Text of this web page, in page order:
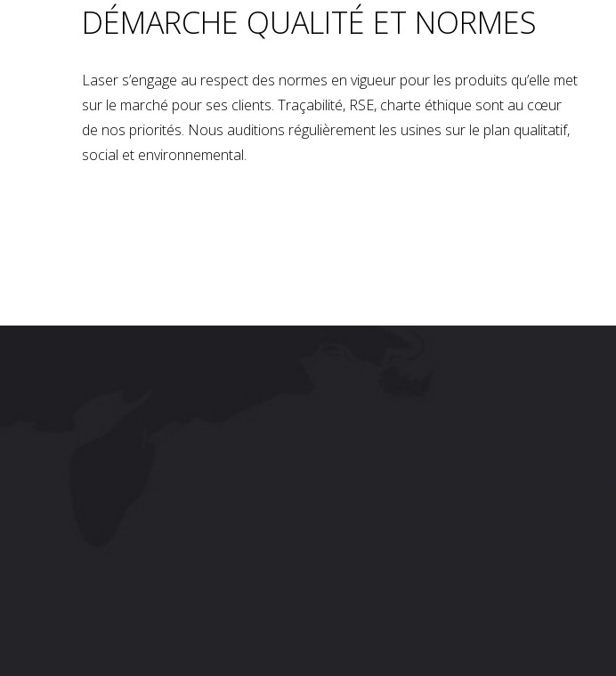
DÉMARCHE QUALITÉ ET NORMES
Laser s’engage au respect des normes en vigueur pour les produits qu’elle met
sur le marché pour ses clients. Traçabilité, RSE, charte éthique sont au cœur
de nos priorités. Nous auditions régulièrement les usines sur le plan qualitatif,
social et environnemental.